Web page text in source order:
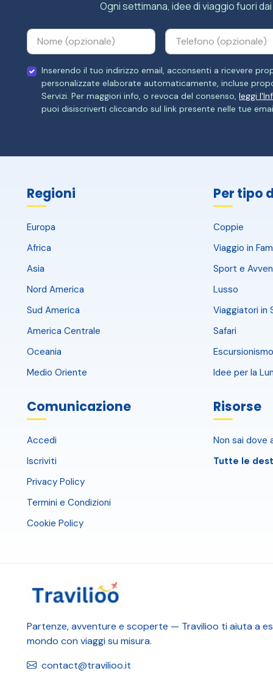
Ogni settimana, idee di viaggio fuori
Inserendo il tuo indirizzo email, acconsenti a ricevere
personalizzate elaborate automaticamente, incluse
Servizi. Per maggiori info, o revoca del consenso,leggi
puoi disiscriverti cliccando sul link presente nelle tue
Regioni
Europa
Africa
Asia
Nord America
Sud America
America Centrale
Oceania
Medio Oriente
Per tipo
Coppie
Viaggio in
Sport e
Lusso
Viaggiatori in
Safari
Idee per la
Comunicazione
Accedi
Iscriviti
Privacy Policy
Termini e Condizioni
Cookie Policy
Risorse
Non sai dove
Tutte le
Partenze, avventure e scoperte — Travilioo ti aiuta a
mondo con viaggi su misura.
contact@travilioo.it